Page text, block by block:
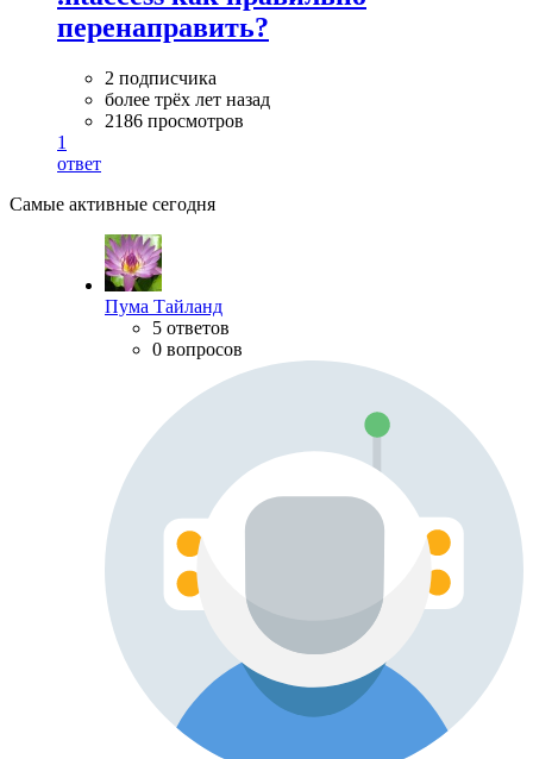
перенаправить?
2 подписчика
более трёх лет назад
2186 просмотров
1
ответ
Самые активные сегодня
Пума Тайланд
5 ответов
0 вопросов